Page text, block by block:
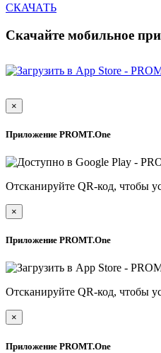
СКАЧАТЬ
Скачайте мобильное
×
Приложение PROMT.One
Отсканируйте QR-код, чтобы
×
Приложение PROMT.One
Отсканируйте QR-код, чтобы
×
Приложение PROMT.One